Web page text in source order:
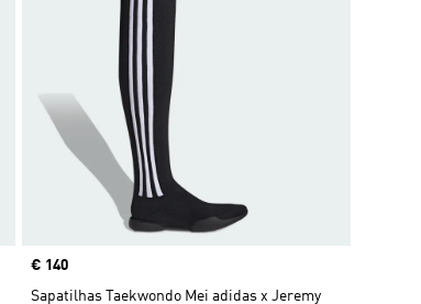
Price
€ 140
Sapatilhas Taekwondo Mei adidas x Jeremy